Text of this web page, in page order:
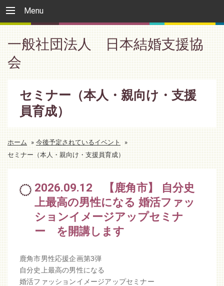
Menu
一般社団法人 日本結婚支援協
会
セミナー（本人・親向け・支援
員育成）
ホーム » 今後予定されているイベント
»
セミナー（本人・親向け・支援員育成）
2026.09.12 【鹿角市】 自分史
上最高の男性になる 婚活ファッ
ションイメージアップセミナ
ー を開講します
鹿角市男性応援企画第3弾
自分史上最高の男性になる
婚活ファッションイメージアップセミナー